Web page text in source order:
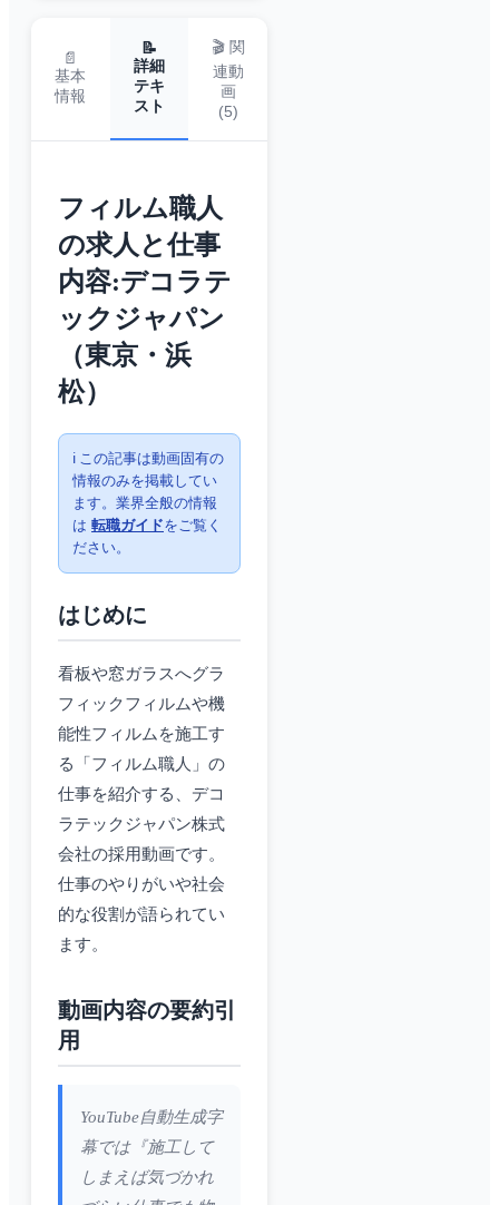
📄
基本
情報
📝
詳細
テキ
スト
🎬 関
連動
画
(5)
フィルム職人
の求人と仕事
内容:デコラテ
ックジャパン
（東京・浜
松）
ℹ️ この記事は動画固有の
情報のみを掲載してい
ます。業界全般の情報
は 転職ガイドをご覧く
ださい。
はじめに
看板や窓ガラスへグラ
フィックフィルムや機
能性フィルムを施工す
る「フィルム職人」の
仕事を紹介する、デコ
ラテックジャパン株式
会社の採用動画です。
仕事のやりがいや社会
的な役割が語られてい
ます。
動画内容の要約引
用
YouTube自動生成字
幕では『施工して
しまえば気づかれ